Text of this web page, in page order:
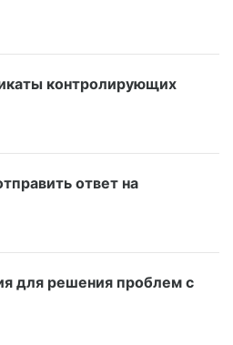
контролирующих
ответ на
для решения проблем с